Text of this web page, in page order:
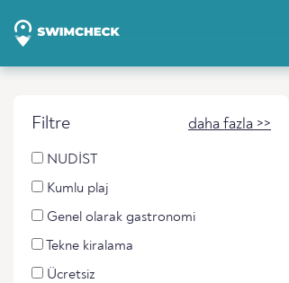
Filtre daha fazla >>
NUDİST
Kumlu plaj
Genel olarak gastronomi
Tekne kiralama
Ücretsiz